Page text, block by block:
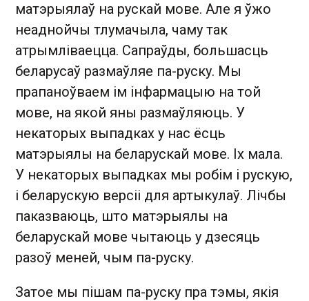
матэрыялаў на рускай мове. Але я ўжо
неаднойчы тлумачыла, чаму так
атрымліваецца. Сапраўды, большасць
беларусаў размаўляе па-руску. Мы
прапаноўваем ім інфармацыю на той
мове, на якой яны размаўляюць. У
некаторых выпадках у нас ёсць
матэрыялы на беларускай мове. Іх мала.
У некаторых выпадках мы робім і рускую,
і беларускую версіі для артыкулаў. Лічбы
паказваюць, што матэрыялы на
беларускай мове чытаюць у дзесяць
разоў меней, чым па-руску.
Затое мы пішам па-руску пра тэмы, якія